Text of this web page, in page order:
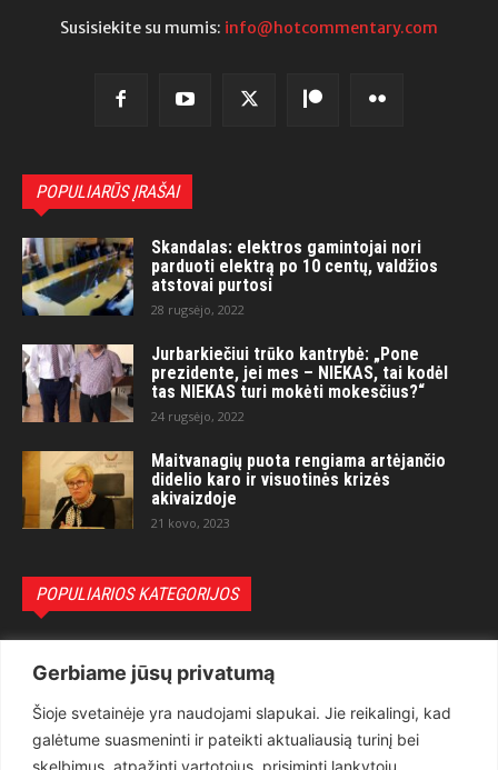
Gerbiame jūsų privatumą
Šioje svetainėje yra naudojami slapukai. Jie reikalingi, kad
galėtume suasmeninti ir pateikti aktualiausią turinį bei
skelbimus, atpažinti vartotojus, prisiminti lankytojų
Susisiekite su mumis: info@hotcommentary.com
POPULIARŪS ĮRAŠAI
Skandalas: elektros gamintojai nori
parduoti elektrą po 10 centų, valdžios
atstovai purtosi
28 rugsėjo, 2022
Jurbarkiečiui trūko kantrybė: „Pone
prezidente, jei mes – NIEKAS, tai kodėl
tas NIEKAS turi mokėti mokesčius?“
24 rugsėjo, 2022
Maitvanagių puota rengiama artėjančio
didelio karo ir visuotinės krizės
akivaizdoje
21 kovo, 2023
POPULIARIOS KATEGORIJOS
Teisėsauga
1497
Aktualu